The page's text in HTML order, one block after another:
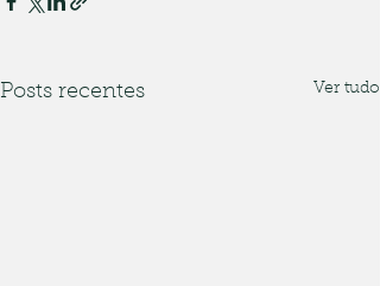
Posts recentes Ver tudo